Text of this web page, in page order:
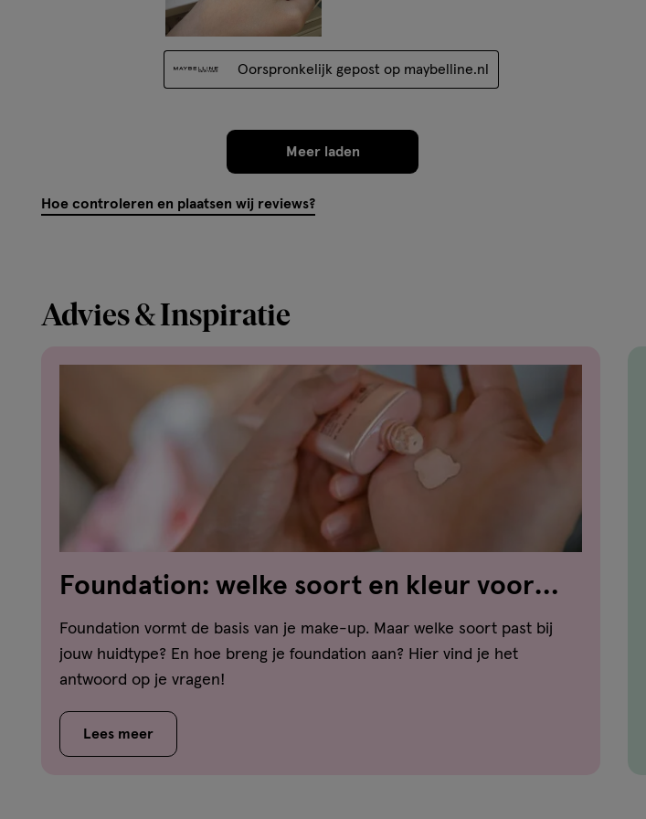
Oorspronkelijk gepost op maybelline.nl
Meer laden
Hoe controleren en plaatsen wij reviews?
Advies & Inspiratie
Foundation: welke soort en kleur voor
welk huidtype?
Foundation vormt de basis van je make-up. Maar welke soort past bij
jouw huidtype? En hoe breng je foundation aan? Hier vind je het
antwoord op je vragen!
Lees meer